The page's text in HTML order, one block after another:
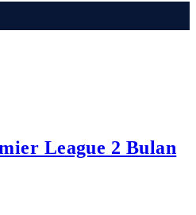
League 2 Bulan